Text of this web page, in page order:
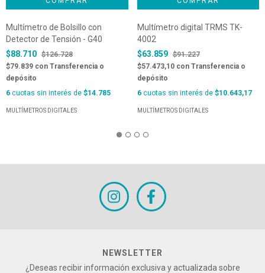
Multímetro de Bolsillo con
Detector de Tensión - G40
$88.710 $126.728
$79.839 con Transferencia o
depósito
6 cuotas sin interés de $14.785
MULTÍMETROS DIGITALES
Multímetro digital TRMS TK-
4002
$63.859 $91.227
$57.473,10 con Transferencia o
depósito
6cuotas sin interés de $10.643,17
MULTÍMETROS DIGITALES
NEWSLETTER
¿Deseas recibir información exclusiva y actualizada sobre